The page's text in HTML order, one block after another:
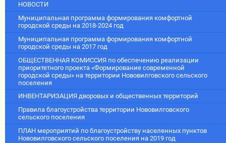
НОВОСТИ
Муниципальная программа формирования комфортной
городской среды на 2018-2024 год
Муниципальная программа формирования комфортной
городской среды на 2017 год
ОБЩЕСТВЕННАЯ КОМИССИЯ по обеспечению реализации
приоритетного проекта «Формирование современной
городской среды» на территории Нововилговского сельского
поселения
ИНВЕНТАРИЗАЦИЯ дворовых и общественных территорий
Правила благоустройства территории Нововилговского
сельского поселения
ПЛАН мероприятий по благоустройству населенных пунктов
Нововилговского сельского поселения на 2019 год